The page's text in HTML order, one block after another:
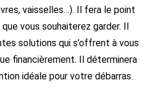
vaisselles…). Il fera le point
vous souhaiterez garder. Il
solutions qui s’offrent à vous
financièrement. Il déterminera
idéale pour votre débarras.